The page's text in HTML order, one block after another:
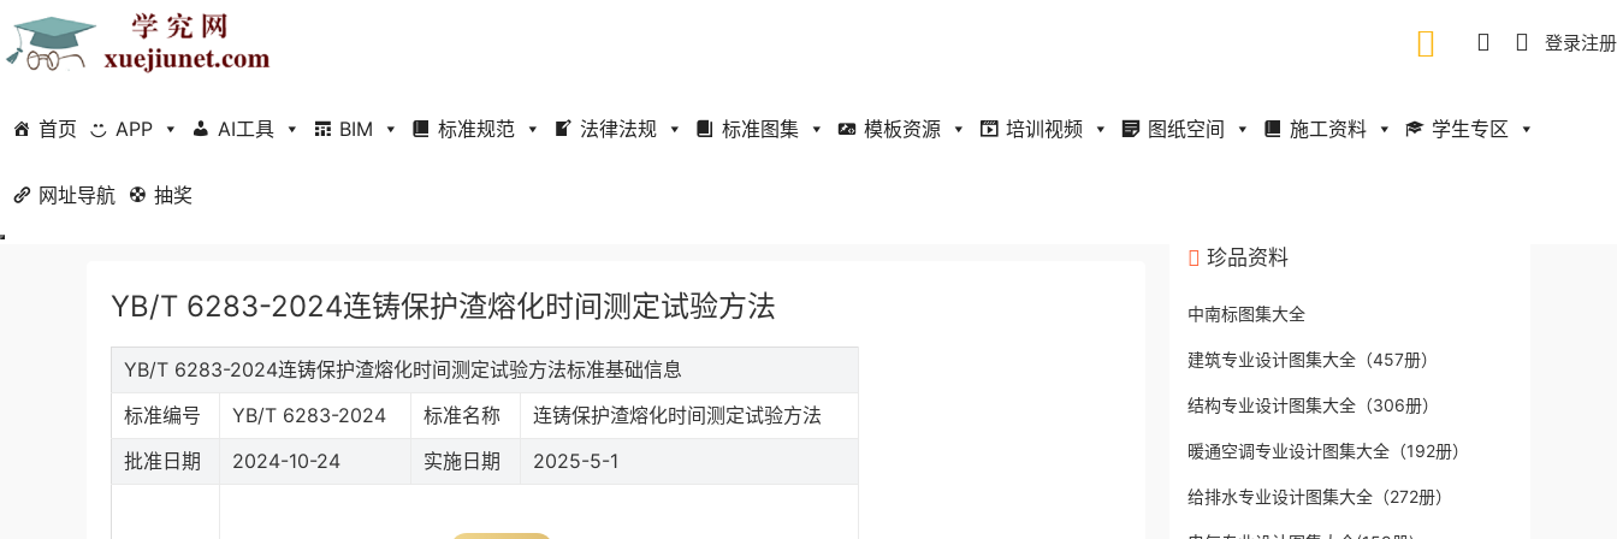
登录注册
首页 APP AI工具 BIM 标准规范 法律法规 标准图集 模板资源 培训视频 图纸空间 施工资料 学生专区
网址导航 抽奖
当前位置：首页
YB/T 6283-2024连铸保护渣熔化时间测定试验方法
YB/T 6283-2024连铸保护渣熔化时间测定试验方法标准基础信息
标准编号
YB/T 6283-2024 标准名称
连铸保护渣熔化时间测定试验方法
批准日期
2024-10-24 实施日期 2025-5-1
珍品资料
中南标图集大全
建筑专业设计图集大全（457册）
结构专业设计图集大全（306册）
暖通空调专业设计图集大全（192册）
给排水专业设计图集大全（272册）